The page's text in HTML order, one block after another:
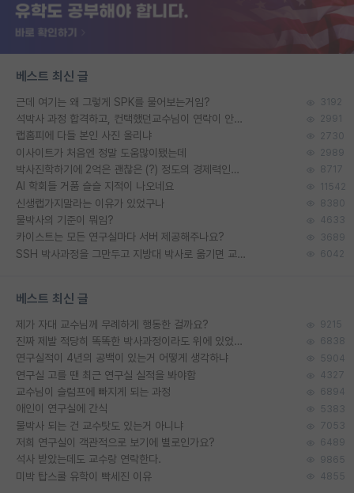
베스트 최신 글
근데 여기는 왜 그렇게 SPK를 물어보는거임? 3192
석박사 과정 합격하고, 컨택했던교수님이 연락이 안됩니다... 2991
랩홈피에 다들 본인 사진 올리냐 2730
이사이트가 처음엔 정말 도움많이됐는데 2989
박사진학하기에 2억은 괜찮은 (?) 정도의 경제력인가요 8717
AI 학회들 거품 슬슬 지적이 나오네요 11542
신생랩가지말라는 이유가 있었구나 8380
물박사의 기준이 뭐임? 4633
카이스트는 모든 연구실마다 서버 제공해주나요? 3689
SSH 박사과정을 그만두고 지방대 박사로 옮기면 교수의 꿈은 끝일까요? 6042
베스트 최신 글
제가 자대 교수님께 무례하게 행동한 걸까요? 9215
진짜 제발 적당히 똑똑한 박사과정이라도 위에 있었으면.. 6838
연구실적이 4년의 공백이 있는거 어떻게 생각하냐 5904
연구실 고를 땐 최근 연구실 실적을 봐야함 4327
교수님이 슬럼프에 빠지게 되는 과정 6894
애인이 연구실에 간식 5383
물박사 되는 건 교수탓도 있는거 아니냐 7053
저희 연구실이 객관적으로 보기에 별로인가요? 6489
석사 받았는데도 교수랑 연락한다. 9865
미박 탑스쿨 유학이 빡세진 이유 4855